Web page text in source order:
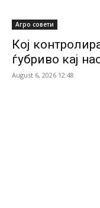
Агро совети
Кој
ѓубриво кај
August 6, 2026 12:48